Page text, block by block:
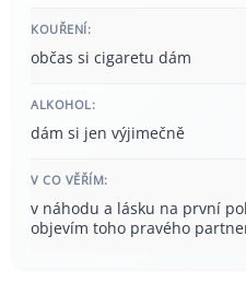
KOUŘENÍ:
občas si cigaretu dám
ALKOHOL:
dám si jen výjimečně
V CO VĚŘÍM:
v náhodu a lásku na první
objevím toho pravého